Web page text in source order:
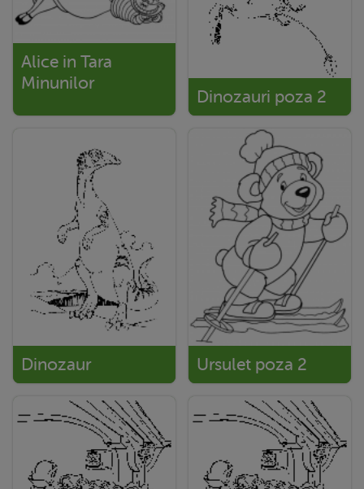
Alice in Tara
Minunilor
Dinozauri poza 2
Dinozaur Ursulet poza 2